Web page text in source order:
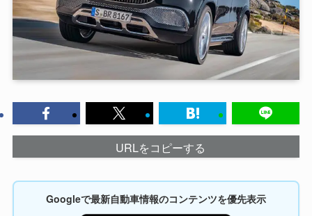
URLをコピーする
Googleで最新自動車情報のコンテンツを優先表示